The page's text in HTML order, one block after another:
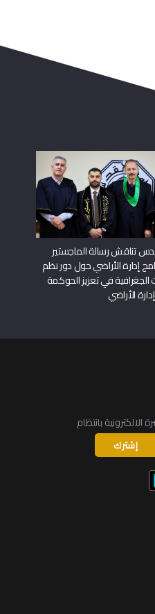
تناقش رسالة الماجستير
إدارة الأراضي حول دور نظم
الجغرافية في تعزيز الحوكمة
الأراضي
بانتظام